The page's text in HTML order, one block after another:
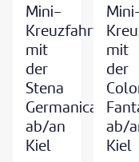
Mini-
Kreuzfahrt
mit
der
Stena
Germanica/
ab/an
Kiel
mit
der
ab/
Kiel